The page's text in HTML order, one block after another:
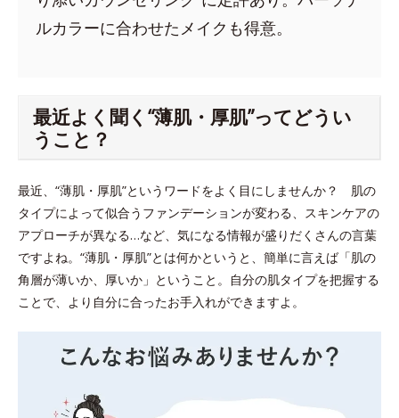
ルカラーに合わせたメイクも得意。
最近よく聞く“薄肌・厚肌”ってどうい
うこと？
最近、“薄肌・厚肌”というワードをよく目にしませんか？ 肌の
タイプによって似合うファンデーションが変わる、スキンケアの
アプローチが異なる…など、気になる情報が盛りだくさんの言葉
ですよね。“薄肌・厚肌”とは何かというと、簡単に言えば「肌の
角層が薄いか、厚いか」ということ。自分の肌タイプを把握する
ことで、より自分に合ったお手入れができますよ。